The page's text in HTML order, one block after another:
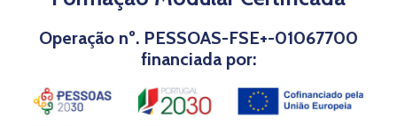
Operação nº. PESSOAS-FSE+-01067700
financiada por: